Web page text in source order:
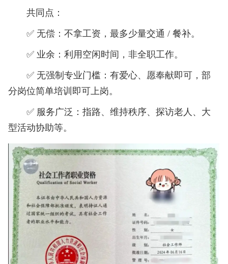
共同点：
✅ 无偿：不拿工资，最多少量交通 / 餐补。
✅ 业余：利用空闲时间，非全职工作。
✅ 无强制专业门槛：有爱心、愿奉献即可，部
分岗位简单培训即可上岗。
✅ 服务广泛：指路、维持秩序、探访老人、大
型活动协助等。